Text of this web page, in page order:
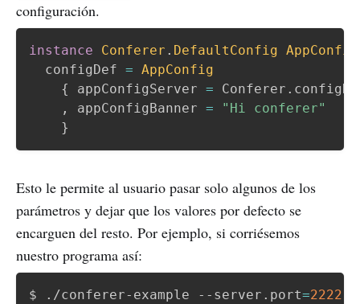
configuración.
instance Conferer . DefaultConfig AppConfig
configDef = AppConfig
{
appConfigServer = Conferer .
,
appConfigBanner =
"Hi conferer"
}
Esto le permite al usuario pasar solo algunos de los
parámetros y dejar que los valores por defecto se
encarguen del resto. Por ejemplo, si corriésemos
nuestro programa así:
$ ./conferer-example --server.port=2222